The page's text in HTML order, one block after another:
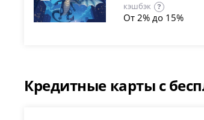
кэшбэк
?
От 2% до 15%
Кредитные карты с